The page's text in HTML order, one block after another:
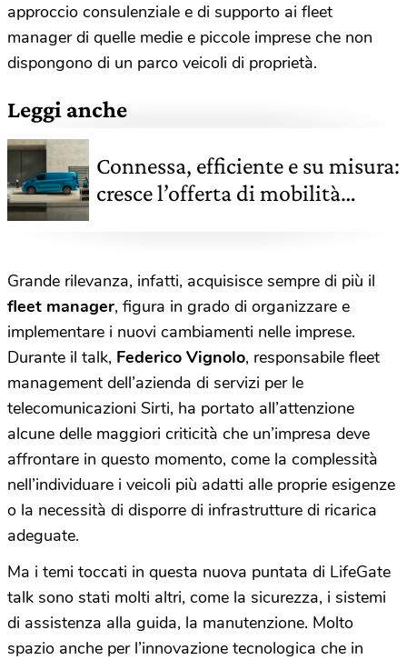
approccio consulenziale e di supporto ai fleet
manager di quelle medie e piccole imprese che non
dispongono di un parco veicoli di proprietà.
Leggi anche
Connessa, efficiente e su misura:
cresce l’offerta di mobilità
Grande rilevanza, infatti, acquisisce sempre di più il
fleet manager, figura in grado di organizzare e
implementare i nuovi cambiamenti nelle imprese.
Durante il talk, Federico Vignolo, responsabile fleet
management dell’azienda di servizi per le
telecomunicazioni Sirti, ha portato all’attenzione
alcune delle maggiori criticità che un’impresa deve
affrontare in questo momento, come la complessità
nell’individuare i veicoli più adatti alle proprie esigenze
o la necessità di disporre di infrastrutture di ricarica
adeguate.
Ma i temi toccati in questa nuova puntata di LifeGate
talk sono stati molti altri, come la sicurezza, i sistemi
di assistenza alla guida, la manutenzione. Molto
spazio anche per l’innovazione tecnologica che in